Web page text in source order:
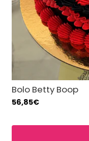
Bolo Betty Boop
56,85€